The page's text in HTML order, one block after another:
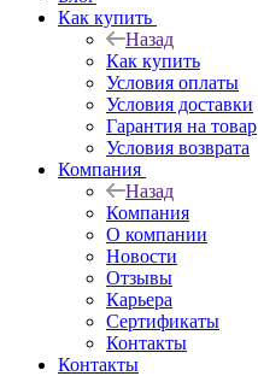
Как купить
Назад
Как купить
Условия оплаты
Условия доставки
Гарантия на товар
Условия возврата
Компания
Назад
Компания
О компании
Новости
Отзывы
Карьера
Сертификаты
Контакты
Контакты